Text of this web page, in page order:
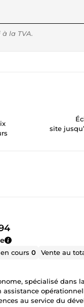
$US
à la TVA.
site
cours0 Vente au
spécialisé dans
assistance
au service du